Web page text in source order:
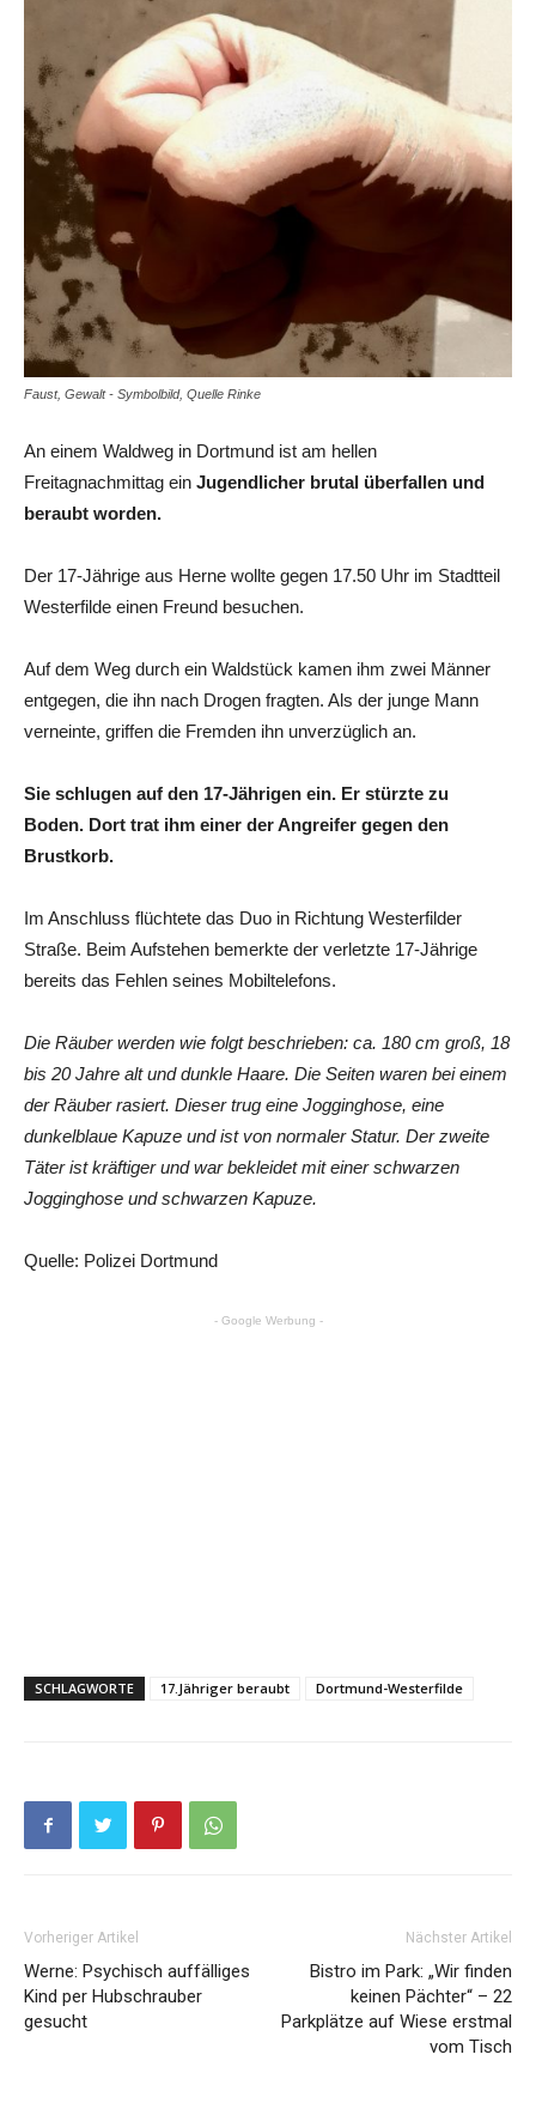
Faust, Gewalt - Symbolbild, Quelle Rinke
An einem Waldweg in Dortmund ist am hellen
Freitagnachmittag ein Jugendlicher brutal überfallen und
beraubt worden.
Der 17-Jährige aus Herne wollte gegen 17.50 Uhr im Stadtteil
Westerfilde einen Freund besuchen.
Auf dem Weg durch ein Waldstück kamen ihm zwei Männer
entgegen, die ihn nach Drogen fragten. Als der junge Mann
verneinte, griffen die Fremden ihn unverzüglich an.
Sie schlugen auf den 17-Jährigen ein. Er stürzte zu
Boden. Dort trat ihm einer der Angreifer gegen den
Brustkorb.
Im Anschluss flüchtete das Duo in Richtung Westerfilder
Straße. Beim Aufstehen bemerkte der verletzte 17-Jährige
bereits das Fehlen seines Mobiltelefons.
Die Räuber werden wie folgt beschrieben: ca. 180 cm groß, 18
bis 20 Jahre alt und dunkle Haare. Die Seiten waren bei einem
der Räuber rasiert. Dieser trug eine Jogginghose, eine
dunkelblaue Kapuze und ist von normaler Statur. Der zweite
Täter ist kräftiger und war bekleidet mit einer schwarzen
Jogginghose und schwarzen Kapuze.
Quelle: Polizei Dortmund
- Google Werbung -
SCHLAGWORTE 17.Jähriger beraubt Dortmund-Westerfilde
Vorheriger Artikel
Werne: Psychisch auffälliges
Kind per Hubschrauber
gesucht
Nächster Artikel
Bistro im Park: „Wir finden
keinen Pächter“ – 22
Parkplätze auf Wiese erstmal
vom Tisch